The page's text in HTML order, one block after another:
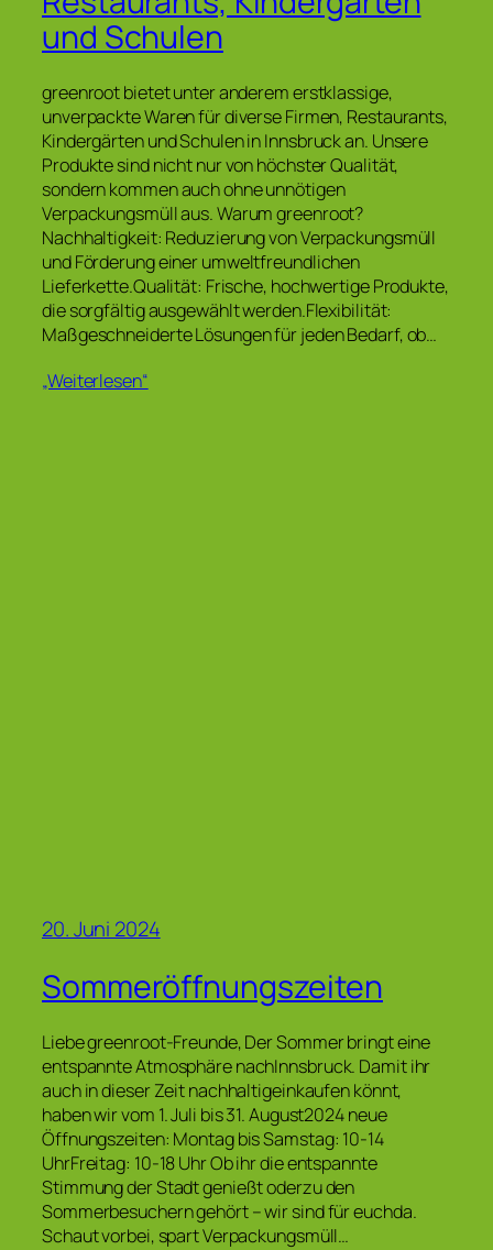
und Schulen
greenroot bietet unter anderem erstklassige,
unverpackte Waren für diverse Firmen, Restaurants,
Kindergärten und Schulen in Innsbruck an. Unsere
Produkte sind nicht nur von höchster Qualität,
sondern kommen auch ohne unnötigen
Verpackungsmüll aus. Warum greenroot?
Nachhaltigkeit: Reduzierung von Verpackungsmüll
und Förderung einer umweltfreundlichen
Lieferkette.Qualität: Frische, hochwertige Produkte,
die sorgfältig ausgewählt werden.Flexibilität:
Maßgeschneiderte Lösungen für jeden Bedarf, ob…
„Weiterlesen“
20. Juni 2024
Sommeröffnungszeiten
Liebe greenroot-Freunde, Der Sommer bringt eine
entspannte Atmosphäre nachInnsbruck. Damit ihr
auch in dieser Zeit nachhaltigeinkaufen könnt,
haben wir vom 1. Juli bis 31. August2024 neue
Öffnungszeiten: Montag bis Samstag: 10-14
UhrFreitag: 10-18 Uhr Ob ihr die entspannte
Stimmung der Stadt genießt oderzu den
Sommerbesuchern gehört – wir sind für euchda.
Schaut vorbei, spart Verpackungsmüll…